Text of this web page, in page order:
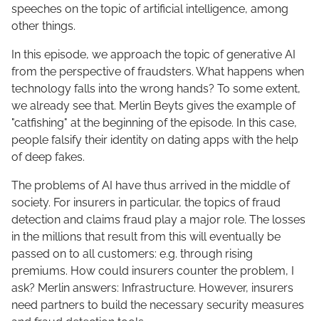
speeches on the topic of artificial intelligence, among
other things.
In this episode, we approach the topic of generative AI
from the perspective of fraudsters. What happens when
technology falls into the wrong hands? To some extent,
we already see that. Merlin Beyts gives the example of
"catfishing" at the beginning of the episode. In this case,
people falsify their identity on dating apps with the help
of deep fakes.
The problems of AI have thus arrived in the middle of
society. For insurers in particular, the topics of fraud
detection and claims fraud play a major role. The losses
in the millions that result from this will eventually be
passed on to all customers: e.g. through rising
premiums. How could insurers counter the problem, I
ask? Merlin answers: Infrastructure. However, insurers
need partners to build the necessary security measures